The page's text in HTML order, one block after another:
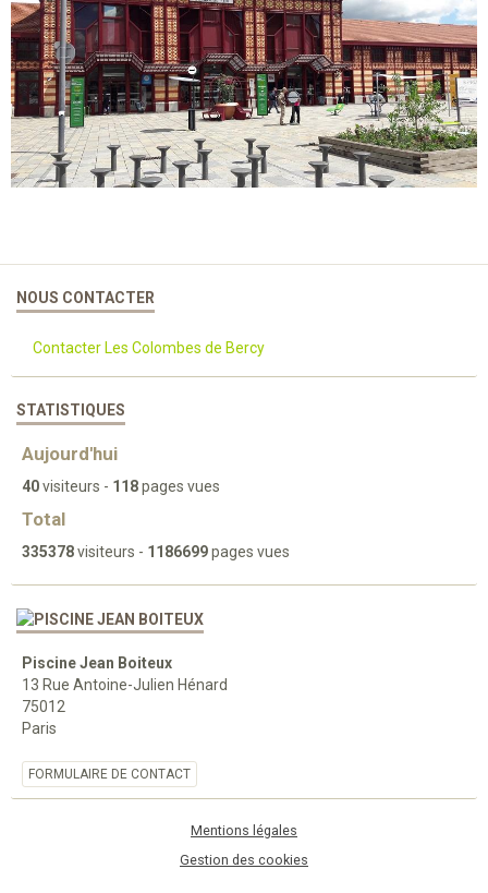
NOUS CONTACTER
Contacter Les Colombes de Bercy
STATISTIQUES
Aujourd'hui
40visiteurs - 118pages vues
Total
335378visiteurs - 1186699pages vues
Piscine Jean Boiteux
13 Rue Antoine-Julien Hénard
75012
Paris
FORMULAIRE DE CONTACT
Mentions légales
Gestion des cookies